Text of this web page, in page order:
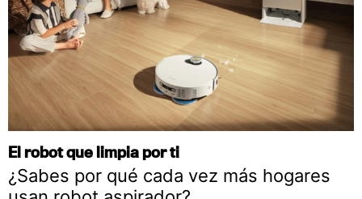
El robot que limpia por ti
¿Sabes por qué cada vez más hogares